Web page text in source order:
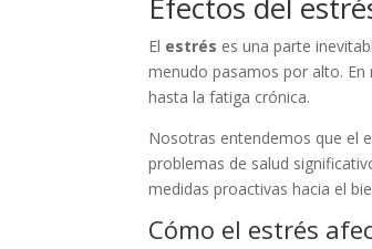
Efectos del
El estrés es una parte
menudo pasamos por alto.
hasta la fatiga crónica.
Nosotras entendemos que el
problemas de salud
medidas proactivas hacia el
Cómo el estrés